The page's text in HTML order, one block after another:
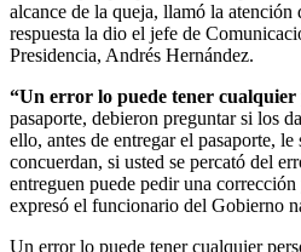
alcance de la queja, llamó la atención
respuesta la dio el jefe de
Presidencia, Andrés Hernández.
“Un error lo puede tener cualquier
pasaporte, debieron preguntar si los
ello, antes de entregar el pasaporte,
concuerdan, si usted se percató del
entreguen puede pedir una
expresó el funcionario del Gobierno
Un error lo puede tener cualquier